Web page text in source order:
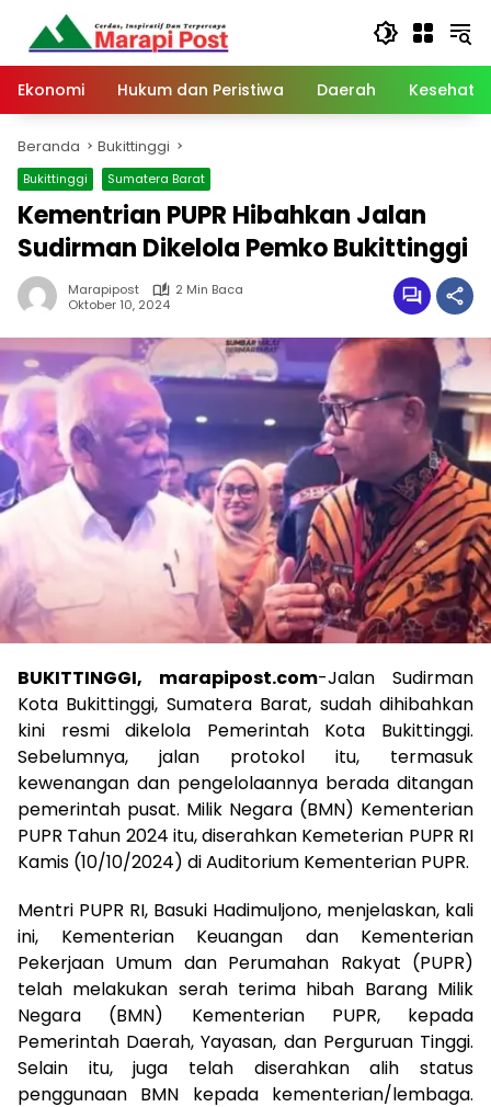
Langsung
konten
Ekonomi
Hukum dan Peristiwa Daerah
Beranda Bukittinggi
Bukittinggi Sumatera Barat
Kementrian PUPR Hibahkan Jalan
Sudirman Dikelola Pemko Bukittinggi
Marapipost
2 Min Baca
Oktober 10, 2024
BUKITTINGGI, marapipost.com-Jalan Sudirman
Kota Bukittinggi, Sumatera Barat, sudah dihibahkan
kini resmi dikelola Pemerintah Kota Bukittinggi.
Sebelumnya, jalan protokol itu, termasuk
kewenangan dan pengelolaannya berada ditangan
pemerintah pusat. Milik Negara (BMN) Kementerian
PUPR Tahun 2024 itu, diserahkan Kemeterian PUPR RI
Kamis (10/10/2024) di Auditorium Kementerian PUPR.
Mentri PUPR RI, Basuki Hadimuljono, menjelaskan, kali
ini, Kementerian Keuangan dan Kementerian
Pekerjaan Umum dan Perumahan Rakyat (PUPR)
telah melakukan serah terima hibah Barang Milik
Negara (BMN) Kementerian PUPR, kepada
Pemerintah Daerah, Yayasan, dan Perguruan Tinggi.
Selain itu, juga telah diserahkan alih status
penggunaan BMN kepada kementerian/lembaga.